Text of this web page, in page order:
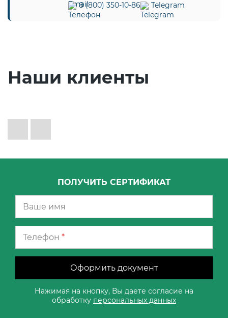
8 (800) 350-10-86
Telegram
Наши клиенты
ПОЛУЧИТЬ СЕРТИФИКАТ
Телефон *
Оформить документ
Нажимая на кнопку, Вы даете согласие на
обработку персональных данных